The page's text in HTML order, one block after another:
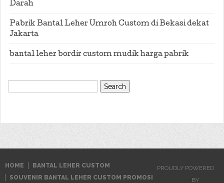
Darah
Pabrik Bantal Leher Umroh Custom di Bekasi dekat
Jakarta
bantal leher bordir custom mudik harga pabrik
Search
for:
HOME
BANTAL LEHER CUSTOM
SOUVENIR BANTAL LEHER CUSTOM PROMOSI
PROUDLY POWERED
BY